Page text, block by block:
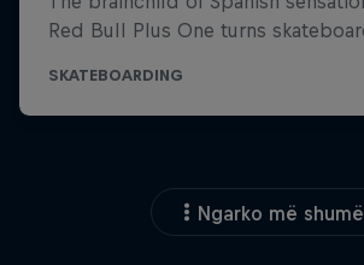
Ngarko më shumë